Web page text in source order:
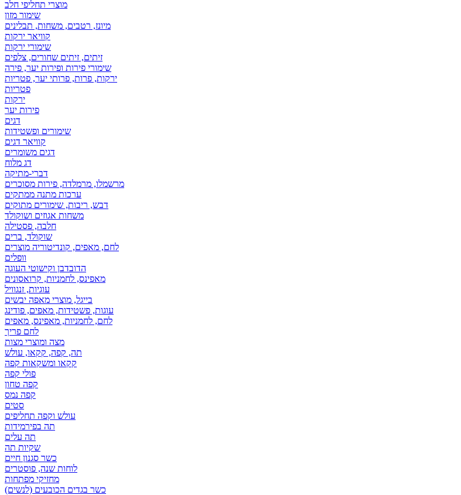
מוצרי תחליפי חלב
שימור מזון
מיונז, רטבים, משחות, תבלינים
קוויאר ירקות
שימורי ירקות
זיתים, זיתים שחורים, צלפים
שימורי פירות ופירות יער, פירה
ירקות, פרות, פרותי יער, פטריות
פטריות
ירקות
פירות יער
דגים
שימורים ופשטידות
קוויאר דגים
דגים משומרים
דג מלוח
דברי-מתיקה
מרשמלו, מרמלדה, פירות מסוכרים
ערכות מתנה ממתקים
דבש, ריבות, שימורים מתוקים
משחות אגוזים ושוקולד
חלבה, פסטילה
שוקולד, ברים
לחם, מאפים, קונדיטוריה מוצרים
וופלים
הדובדבן וקישוטי העוגה
מאפינס, לחמניות, קרואסונים
עוגיות, זנגוויל
בייגל, מוצרי מאפה יבשים
עוגות, פשטידות, מאפים, פודינג
לחם, לחמניות, מאפינס, מאפים
לחם פריך
מצה ומוצרי מצות
תה, קפה, קקאו, עולש
קקאו ומשקאות קפה
פולי קפה
קפה טחון
קפה נמס
סטים
עולש וקפה תחליפים
תה בפירמידות
תה עלים
שקיות תה
כשר סגנון חיים
לוחות שנה, פוסטרים
מחזיקי מפתחות
כשר בגדים הכובעים (לנשים)